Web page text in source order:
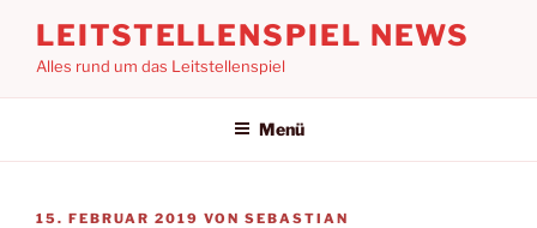
Inhalt
springen
LEITSTELLENSPIEL NEWS
Alles rund um das Leitstellenspiel
Menü
VERÖFFENTLICHT
15. FEBRUAR 2019 VON SEBASTIAN